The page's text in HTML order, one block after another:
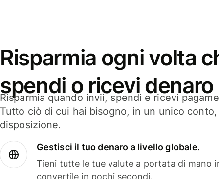
Risparmia ogni volta
spendi o ricevi denaro
Risparmia quando invii, spendi e ricevi
Tutto ciò di cui hai bisogno, in un unico
disposizione.
Gestisci il tuo denaro a livello globale.
Tieni tutte le tue valute a portata di mano
convertile in pochi secondi.